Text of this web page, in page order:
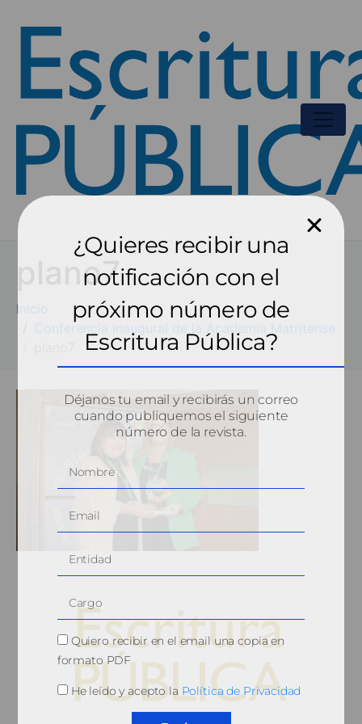
plano7
Inicio
Conferencia inaugural de la Academia Matritense
¿Quieres recibir una
notificación con el
próximo número de
Escritura Pública?
Déjanos tu email y recibirás un correo
cuando publiquemos el siguiente
número de la revista.
Quiero recibir en el email una copia en
formato PDF
He leído y acepto la Política de Privacidad